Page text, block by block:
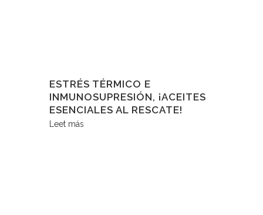
ESTRÉS TÉRMICO E
INMUNOSUPRESIÓN, ¡ACEITES
ESENCIALES AL RESCATE!
Leet más